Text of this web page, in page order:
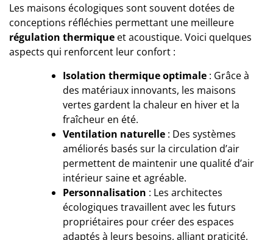
Les maisons écologiques sont souvent dotées de
conceptions réfléchies permettant une meilleure
régulation thermique et acoustique. Voici quelques
aspects qui renforcent leur confort :
Isolation thermique optimale : Grâce à
des matériaux innovants, les maisons
vertes gardent la chaleur en hiver et la
fraîcheur en été.
Ventilation naturelle : Des systèmes
améliorés basés sur la circulation d’air
permettent de maintenir une qualité d’air
intérieur saine et agréable.
Personnalisation : Les architectes
écologiques travaillent avec les futurs
propriétaires pour créer des espaces
adaptés à leurs besoins, alliant praticité,